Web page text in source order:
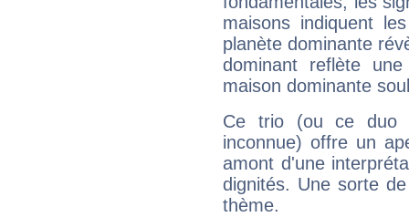
maisons indiquent
planète dominante
dominant reflète
maison dominante
Ce trio (ou ce duo
inconnue) offre un
amont d'une
dignités. Une sorte
thème.